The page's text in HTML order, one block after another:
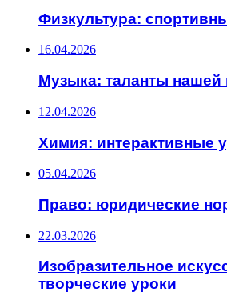
Физкультура:
16.04.2026
Музыка: таланты
12.04.2026
Химия: интерактивные
05.04.2026
Право: юридические
22.03.2026
Изобразительное
творческие уроки